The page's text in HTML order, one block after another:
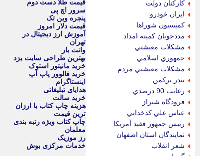
كاركنان دولت
ايران خودرو
كميسيون شوراها
مددجويان كميته امداد
مشكلات معيشتي
جمهوري اسلامي
مشكلات معيشتي مردم
بندر تركمن
رعايت 90 درصدي
فرودگاه شيراز
عباس علي كدخدايي
رييس جمهور فقيد آمريكا
نمايندگان استان اصفهان
شعر انقلاب
قیمت طلا دست دوم
سرور اچ پی
پنجره وین تک
قیمت دلار امروز
آموزش ارز دیجیتال در
تهران
وانت بار
بهترین طراحی سایت یزد
خرید مانیتور استوک
خرید فالوور پاپ آپ
اینستاگرام
هدایای تبلیغاتی
خرید سالت
هزینه چاپ کتاب با ارزان
ترین قیمت
چاپ کتاب ویژه رتبه بندی
معلمان
رز موزیک
خدمات مرکزی بوش